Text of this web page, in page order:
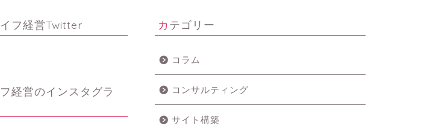
イフ経営Twitter カテゴリー
コラム
コンサルティング
サイト構築